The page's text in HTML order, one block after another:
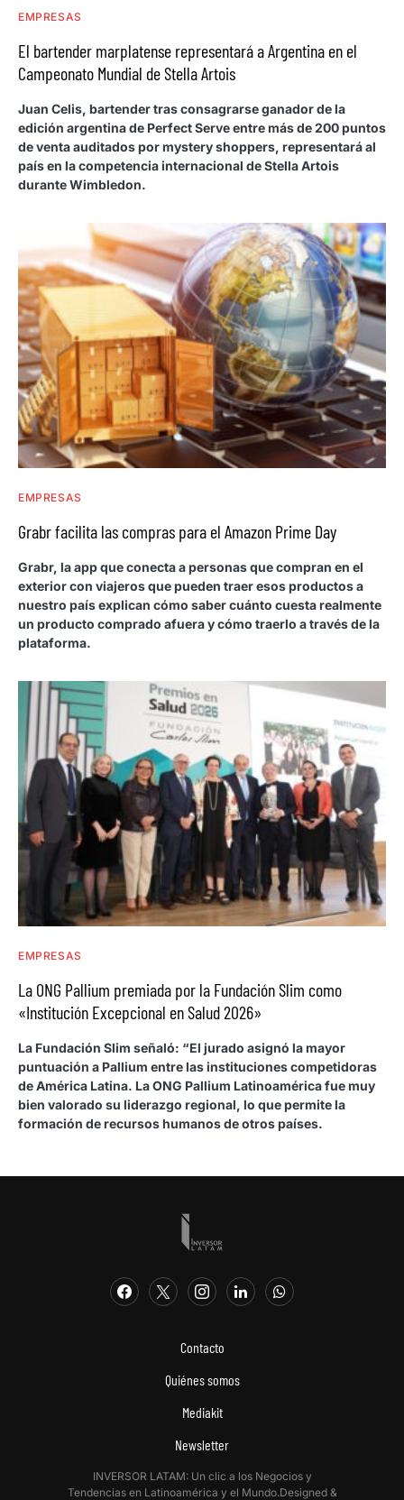
EMPRESAS
El bartender marplatense representará a Argentina en el
Campeonato Mundial de Stella Artois
Juan Celis, bartender tras consagrarse ganador de la
edición argentina de Perfect Serve entre más de 200 puntos
de venta auditados por mystery shoppers, representará al
país en la competencia internacional de Stella Artois
durante Wimbledon.
EMPRESAS
Grabr facilita las compras para el Amazon Prime Day
Grabr, la app que conecta a personas que compran en el
exterior con viajeros que pueden traer esos productos a
nuestro país explican cómo saber cuánto cuesta realmente
un producto comprado afuera y cómo traerlo a través de la
plataforma.
EMPRESAS
La ONG Pallium premiada por la Fundación Slim como
«Institución Excepcional en Salud 2026»
La Fundación Slim señaló: “El jurado asignó la mayor
puntuación a Pallium entre las instituciones competidoras
de América Latina. La ONG Pallium Latinoamérica fue muy
bien valorado su liderazgo regional, lo que permite la
formación de recursos humanos de otros países.
Contacto
Quiénes somos
Mediakit
Newsletter
INVERSOR LATAM: Un clic a los Negocios y
Tendencias en Latinoamérica y el Mundo.Designed &